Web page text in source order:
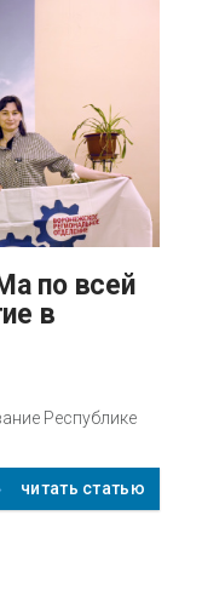
в
Республике
читать статью